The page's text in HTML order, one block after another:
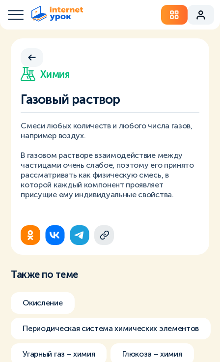
Химия
Газовый раствор
Смеси любых количеств и любого числа газов,
например воздух.
В газовом растворе взаимодействие между
частицами очень слабое, поэтому его принято
рассматривать как физическую смесь, в
которой каждый компонент проявляет
присущие ему индивидуальные свойства.
Также по теме
Окисление
Периодическая система химических элементов
Угарный газ – химия Глюкоза – химия